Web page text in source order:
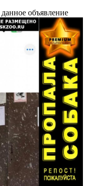
данное объявление